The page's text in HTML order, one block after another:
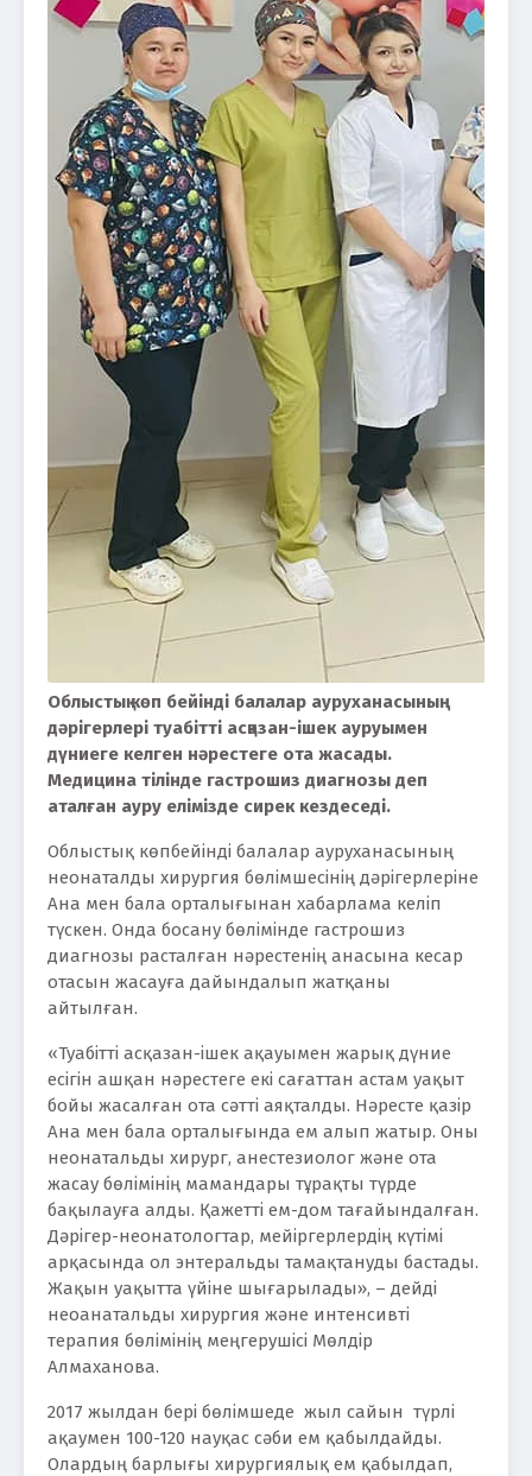
Облыстық көп бейінді балалар ауруханасының
дәрігерлері туабітті асқазан-ішек ауруымен
дүниеге келген нәрестеге ота жасады.
Медицина тілінде гастрошиз диагнозы деп
аталған ауру елімізде сирек кездеседі.
Облыстық көпбейінді балалар ауруханасының
неонаталды хирургия бөлімшесінің дәрігерлеріне
Ана мен бала орталығынан хабарлама келіп
түскен. Онда босану бөлімінде гастрошиз
диагнозы расталған нәрестенің анасына кесар
отасын жасауға дайындалып жатқаны
айтылған.
«Туабітті асқазан-ішек ақауымен жарық дүние
есігін ашқан нәрестеге екі сағаттан астам уақыт
бойы жасалған ота сәтті аяқталды. Нәресте қазір
Ана мен бала орталығында ем алып жатыр. Оны
неонатальды хирург, анестезиолог және ота
жасау бөлімінің мамандары тұрақты түрде
бақылауға алды. Қажетті ем-дом тағайындалған.
Дәрігер-неонатологтар, мейіргерлердің күтімі
арқасында ол энтеральды тамақтануды бастады.
Жақын уақытта үйіне шығарылады», – дейді
неоанатальды хирургия және интенсивті
терапия бөлімінің меңгерушісі Мөлдір
Алмаханова.
2017 жылдан бері бөлімшеде жыл сайын түрлі
ақаумен 100-120 науқас сәби ем қабылдайды.
Олардың барлығы хирургиялық ем қабылдап,